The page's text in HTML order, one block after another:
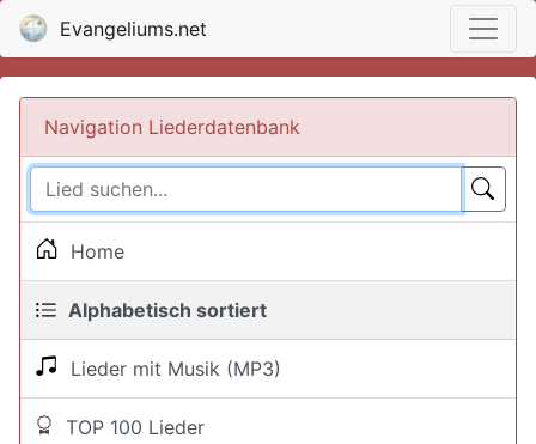
Evangeliums.net
Navigation Liederdatenbank
Home
Alphabetisch sortiert
Lieder mit Musik (MP3)
TOP 100 Lieder